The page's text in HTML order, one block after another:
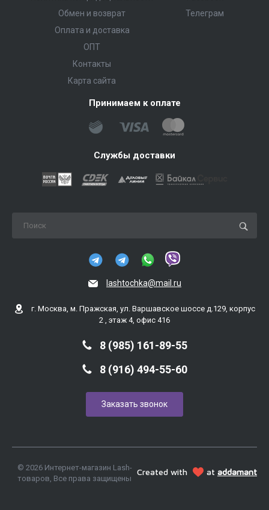
Обмен и возврат
Оплата и доставка
ОПТ
Контакты
Карта сайта
Телеграм
Принимаем к оплате
Службы доставки
lashtochka@mail.ru
г. Москва, м. Пражская, ул. Варшавское шоссе д.129, корпус
2 , этаж 4, офис 416
8 (985) 161-89-55
8 (916) 494-55-60
Заказать звонок
© 2026 Интернет-магазин Lash-
товаров, Все права защищены
Created with at addamant